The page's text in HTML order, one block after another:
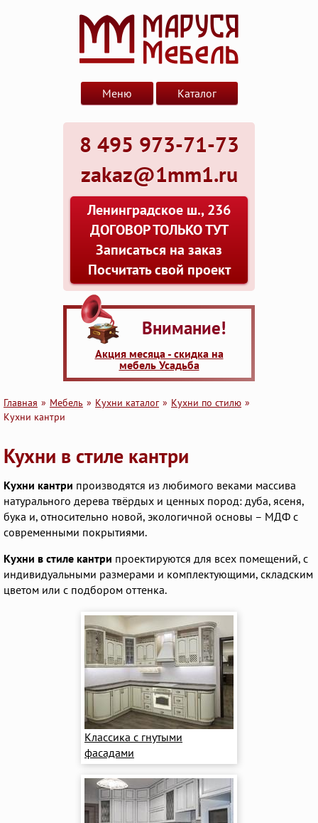
8 495 973-71-73
zakaz@1mm1.ru
Ленинградское ш., 236
ДОГОВОР ТОЛЬКО ТУТ
Записаться на заказ
Посчитать свой проект
Меню Каталог
Внимание!
Акция месяца - скидка на
мебель Усадьба
Главная Мебель Кухни каталог
Кухни по стилю
Кухни кантри
Кухни в стиле кантри
Кухни кантри производятся из любимого веками массива
натурального дерева твёрдых и ценных пород: дуба, ясеня,
бука и, относительно новой, экологичной основы – МДФ с
современными покрытиями.
Кухни в стиле кантри проектируются для всех помещений, с
индивидуальными размерами и комплектующими, складским
цветом или с подбором оттенка.
Классика с гнутыми
фасадами